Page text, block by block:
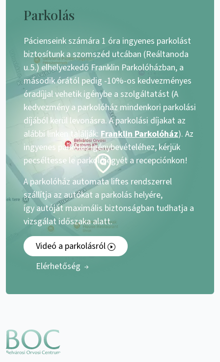
Parkolás
Pácienseink számára 1 óra ingyenes parkolást
biztosítunk a szomszéd utcában (Reáltanoda
u.5.) elhelyezkedő Franklin Parkolóházban, a
második órától pedig -10%-os kedvezményes
óradíjjal vehetik igénybe a szolgáltatást (A
kedvezmény a parkolóház mindenkori parkolási
díjából kerül levonásra. A parkolási díjakat az
alábbi linken találják: Franklin Parkolóház). Az
ingyenes parkolás igénybevételéhez, kérjük
pecséltesse le parkolójegyét a recepciónkon!
A parkolóház automata liftes rendszerrel
szállítja az autókat a parkolás helyére,
így autóját maximális biztonságban tudhatja a
vizsgálat időszaka alatt.
Videó a parkolásról
Elérhetőség